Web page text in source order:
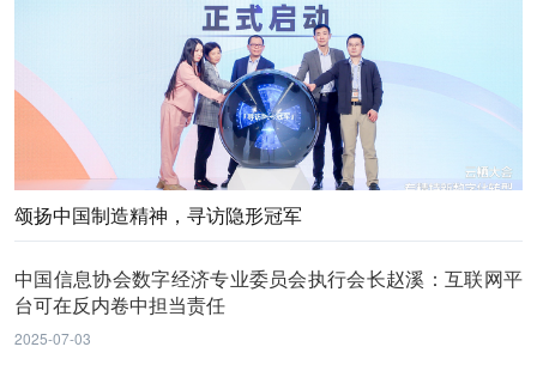
颂扬中国制造精神，寻访隐形冠军
中国信息协会数字经济专业委员会执行会长赵溪：互联网平
台可在反内卷中担当责任
2025-07-03